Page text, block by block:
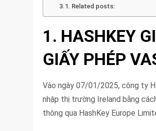
Related posts:
1. HASHKEY
GIẤY PHÉP
Vào ngày 07/01/2025, công ty
nhập thị trường Ireland bằng
thông qua HashKey Europe